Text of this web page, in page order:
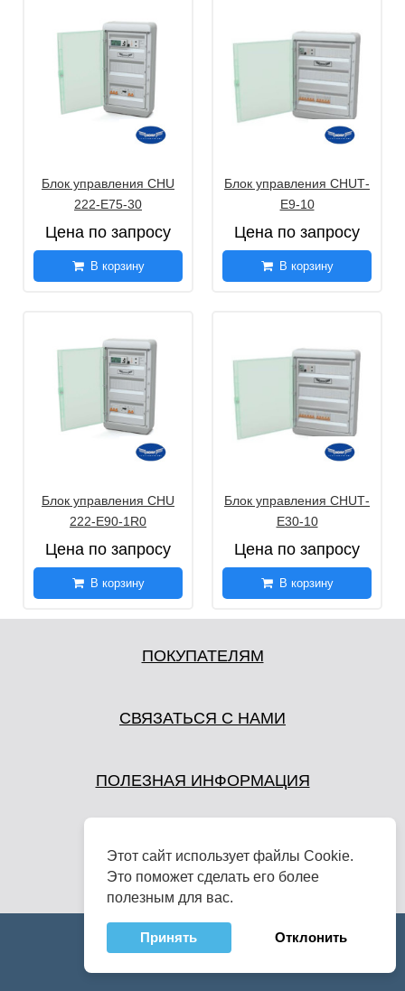
Блок управления CHU
222-E75-30
Цена по запросу
В корзину
Блок управления CHUТ-
E9-10
Цена по запросу
В корзину
Блок управления CHU
222-E90-1R0
Цена по запросу
В корзину
Блок управления CHUТ-
E30-10
Цена по запросу
В корзину
ПОКУПАТЕЛЯМ
СВЯЗАТЬСЯ С НАМИ
ПОЛЕЗНАЯ ИНФОРМАЦИЯ
Этот сайт использует файлы Cookie.
Это поможет сделать его более
полезным для вас.
Принять Отклонить